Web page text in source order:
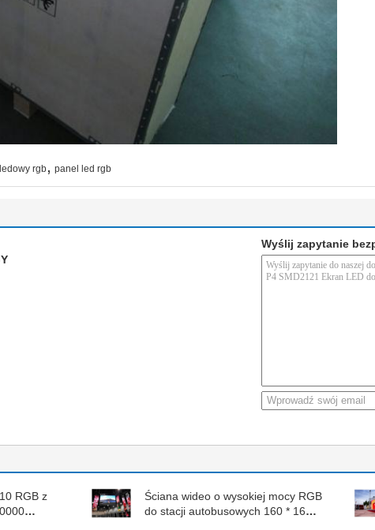
rgb panel led rgb
Wyślij zapytanie
RGB z
Ściana wideo o wysokiej mocy RGB
do stacji autobusowych 160 * 160